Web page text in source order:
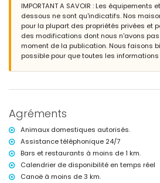
salle de bains avec vasque simple,
Extérieur de la villa
grand terrain clôturé
piscine privée mesurant 10m x 5m et 2m
magnifique jardin arboré avec mobilier
2 terrasses, dont 1 couverte
douche extérieure
4 places de parking privées et clôturées
terrasse sur le toit
Informations supplémentaires
ville la plus proche : Jávea (à moins de
rivière ou bord de mer le plus proche :
kilomètres de la villa)
IMPORTANT A SAVOIR : Les
dessous ne sont qu'indicatifs. Nos
pour la plupart des propriétés privées et
des modifications dont nous n'avons
moment de la publication. Nous faisons
possible pour que toutes les
Agréments
Animaux domestiques autorisés.
Assistance téléphonique 24/7
Bars et restaurants à moins de 1 km.
Calendrier de disponibilité en temps réel
Canoë à moins de 3 km.